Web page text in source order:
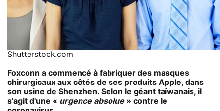
Shutterstock.com
Foxconn a commencé à fabriquer des masques
chirurgicaux aux côtés de ses produits Apple, dans
son usine de Shenzhen. Selon le géant taïwanais, il
s'agit d'une « urgence absolue» contre le